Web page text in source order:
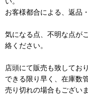
お客様都合による、返品
気になる点、不明な点が
絡ください。
店頭にて販売も致しており
できる限り早く、在庫数
売り切れの場合もござい